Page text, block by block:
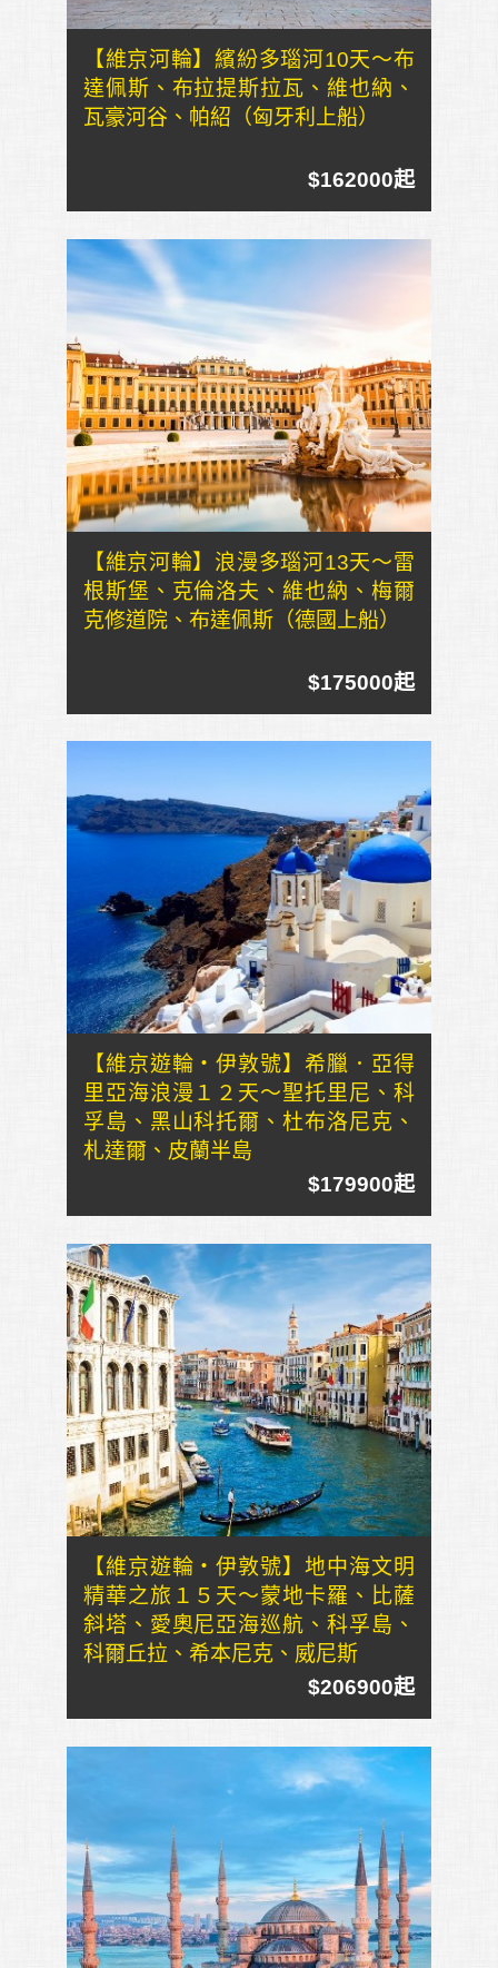
【維京河輪】繽紛多瑙河10天～布
達佩斯、布拉提斯拉瓦、維也納、
瓦豪河谷、帕紹（匈牙利上船）
$162000起
【維京河輪】浪漫多瑙河13天～雷
根斯堡、克倫洛夫、維也納、梅爾
克修道院、布達佩斯（德國上船）
$175000起
【維京遊輪・伊敦號】希臘．亞得
里亞海浪漫１２天～聖托里尼、科
孚島、黑山科托爾、杜布洛尼克、
札達爾、皮蘭半島
$179900起
【維京遊輪・伊敦號】地中海文明
精華之旅１５天～蒙地卡羅、比薩
斜塔、愛奧尼亞海巡航、科孚島、
科爾丘拉、希本尼克、威尼斯
$206900起